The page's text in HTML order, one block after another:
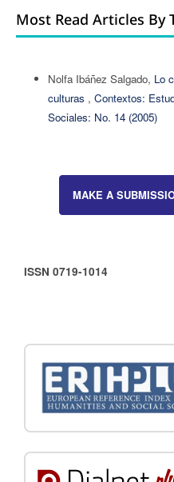
Most Read Articles By
Nolfa Ibáñez Salgado, Lo
culturas , Contextos:
Sociales: No. 14 (2005)
MAKE A
ISSN 0719-1014